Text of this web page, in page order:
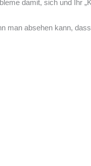
damit, sich und Ihr
man absehen kann,